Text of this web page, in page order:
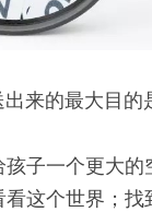
来的最大目的
子一个更大
这个世界；